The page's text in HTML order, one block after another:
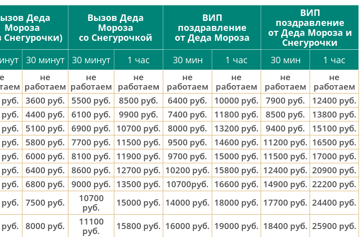
Деда
Мороза
Снегурочки)
Вызов Деда
Мороза
со Снегурочкой
ВИП
поздравление
от Деда Мороза
ВИП
поздравление
от Деда Мороза и
Снегурочки
30 минут 30 минут 1 час 30 мин 1 час 30 мин 1 час
не
работаем
не
работаем
не
работаем
не
работаем
не
работаем
не
работаем
не
работаем
3600 руб. 5500 руб. 8500 руб. 6400 руб. 10000 руб. 7900 руб.
12400 руб.
4400 руб. 6100 руб. 9900 руб. 7400 руб. 11800 руб. 8500 руб.
13800 руб.
5100 руб. 6900 руб. 10700 руб. 8000 руб. 13200 руб. 9400 руб.
15100 руб.
5800 руб. 7700 руб. 11500 руб. 9500 руб. 14600 руб. 11200 руб. 16500 руб.
6000 руб. 8100 руб. 11900 руб. 9700 руб. 15000 руб. 11500 руб. 17000 руб.
6400 руб. 8600 руб. 12700 руб. 10200 руб. 15800 руб. 12400 руб. 20900 руб.
6800 руб. 9000 руб. 13500 руб. 10700руб. 16600 руб. 14900 руб. 22200 руб.
7500 руб.
10700
руб.
15000 руб. 14000 руб. 18000 руб. 17700 руб. 24400 руб.
8000 руб.
11100
руб.
15800 руб. 16000 руб. 19000 руб. 18400 руб. 25900 руб.